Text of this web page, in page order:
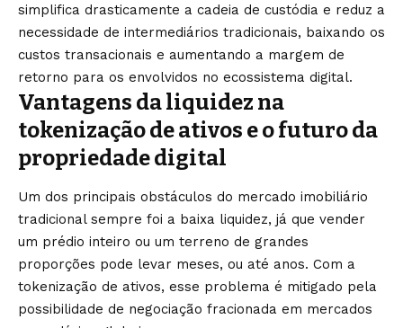
simplifica drasticamente a cadeia de custódia e reduz a
necessidade de intermediários tradicionais, baixando os
custos transacionais e aumentando a margem de
retorno para os envolvidos no ecossistema digital.
Vantagens da liquidez na
tokenização de ativos e o futuro da
propriedade digital
Um dos principais obstáculos do mercado imobiliário
tradicional sempre foi a baixa liquidez, já que vender
um prédio inteiro ou um terreno de grandes
proporções pode levar meses, ou até anos. Com a
tokenização de ativos, esse problema é mitigado pela
possibilidade de negociação fracionada em mercados